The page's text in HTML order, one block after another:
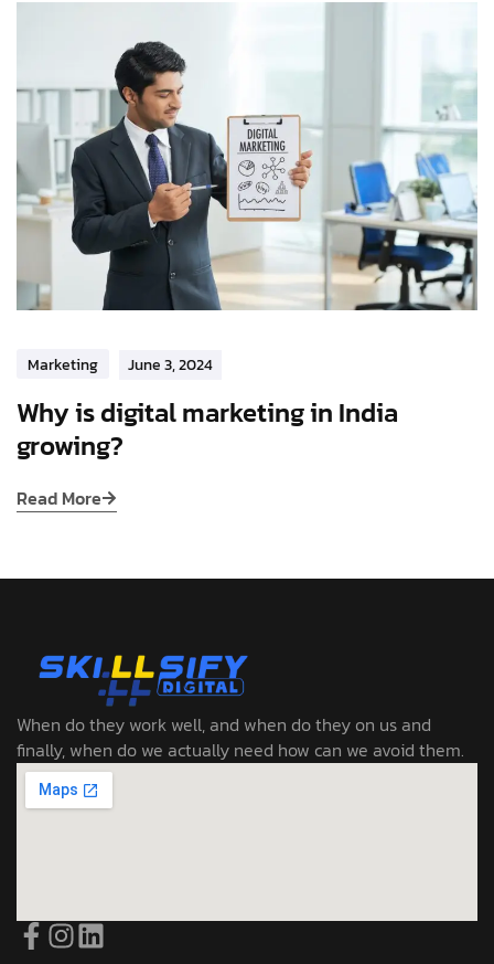
Marketing June 3, 2024
Why is digital marketing in India
growing?
Read More
When do they work well, and when do they on us and
finally, when do we actually need how can we avoid them.